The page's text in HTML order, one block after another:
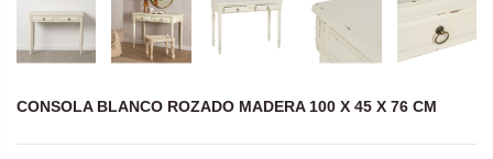
CONSOLA BLANCO ROZADO MADERA 100 X 45 X 76 CM